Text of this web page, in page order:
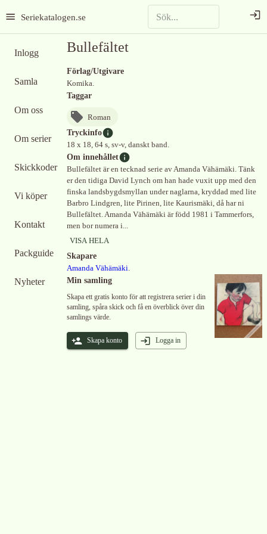
Seriekatalogen.se
Inlogg
Samla
Om oss
Om serier
Skickkoder
Vi köper
Kontakt
Packguide
Nyheter
Bullefältet
Förlag/Utgivare
Komika.
Taggar
Roman
Tryckinfo
18 x 18, 64 s, sv-v, danskt band.
Om innehållet
Bullefältet är en tecknad serie av Amanda Vähämäki. Tänk
er den tidiga David Lynch om han hade vuxit upp med den
finska landsbygdsmyllan under naglarna, kryddad med lite
Barbro Lindgren, lite Pirinen, lite Kaurismäki, då har ni
Bullefältet. Amanda Vähämäki är född 1981 i Tammerfors,
men bor numera i...
VISA HELA
Skapare
Amanda Vähämäki.
Min samling
Skapa ett gratis konto för att registrera serier i din
samling, spåra skick och få en överblick över din
samlings värde.
Skapa konto Logga in